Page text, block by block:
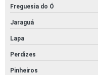
SOFTWARE DE CONCILIAÇÃO
SOFTWARE DE
SOFTWARE PARA
Freguesia do Ó
Jaraguá
Lapa
Perdizes
Pinheiros